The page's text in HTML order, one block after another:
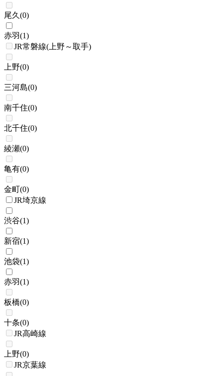
尾久 (0)
赤羽(1)
JR常磐線(上野～取手)
上野(0)
三河島(0)
南千住(0)
北千住(0)
綾瀬(0)
亀有(0)
金町(0)
JR埼京線
渋谷(1)
新宿(1)
池袋(1)
赤羽(1)
板橋(0)
十条(0)
JR高崎線
上野(0)
JR京葉線